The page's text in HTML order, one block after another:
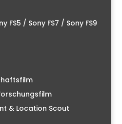
FS5 / Sony FS7 / Sony FS9
& Location Scout